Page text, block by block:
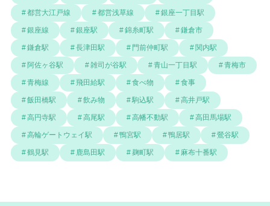
都営大江戸線 都営浅草線 銀座一丁目駅
銀座線 銀座駅 錦糸町駅 鎌倉市
鎌倉駅 長津田駅 門前仲町駅 関内駅
阿佐ヶ谷駅 雑司が谷駅 青山一丁目駅 青梅市
青梅線 飛田給駅 食べ物 食事
飯田橋駅 飲み物 駒込駅 高井戸駅
高円寺駅 高尾駅 高幡不動駅 高田馬場駅
高輪ゲートウェイ駅 鴨宮駅 鴨居駅 鶯谷駅
鶴見駅 鹿島田駅 麹町駅 麻布十番駅